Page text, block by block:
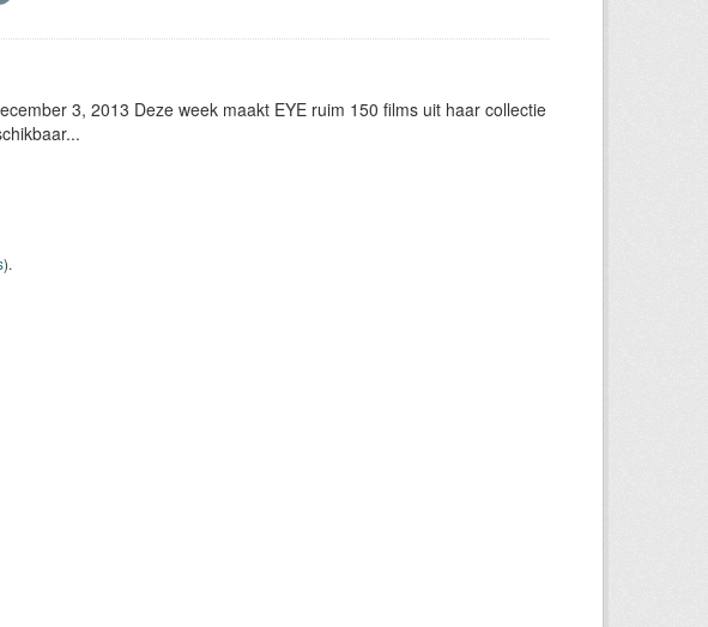
3, 2013 Deze week maakt EYE ruim 150 films uit haar collectie
).